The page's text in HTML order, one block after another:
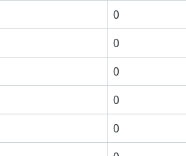
0
0
0
0
0